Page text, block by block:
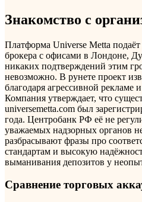
Знакомство с
Платформа Universe Metta
брокера с офисами в Лондоне,
никаких подтверждений этим
невозможно. В рунете проект
благодаря агрессивной рекламе
Компания утверждает, что
universemetta.com был
года. Центробанк РФ её не
уважаемых надзорных органов
разбрасывают фразы про
стандартам и высокую
выманивания депозитов у
Сравнение торговых